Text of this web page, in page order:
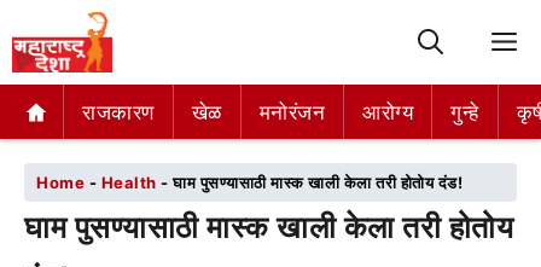
राजकारण खेळ मनोरंजन आरोग्य गुन्हे
राजकारण खेळ मनोरंजन आरोग्य गुन्हे
Home - Health -घाम पुसण्यासाठी मास्क खाली केला तरी होतोय दंड!
घाम पुसण्यासाठी मास्क खाली केला तरी होतोय